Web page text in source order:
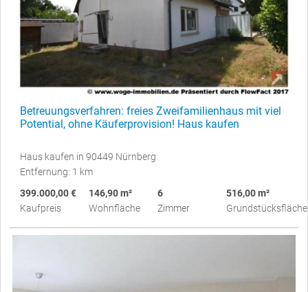
Betreuungsverfahren: freies Zweifamilienhaus mit viel
Potential, ohne Käuferprovision! Haus kaufen
Haus kaufen in 90449 Nürnberg
Entfernung: 1 km
399.000,00 €
Kaufpreis
146,90 m²
Wohnfläche
6
Zimmer
516,00 m²
Grundstücksfläche